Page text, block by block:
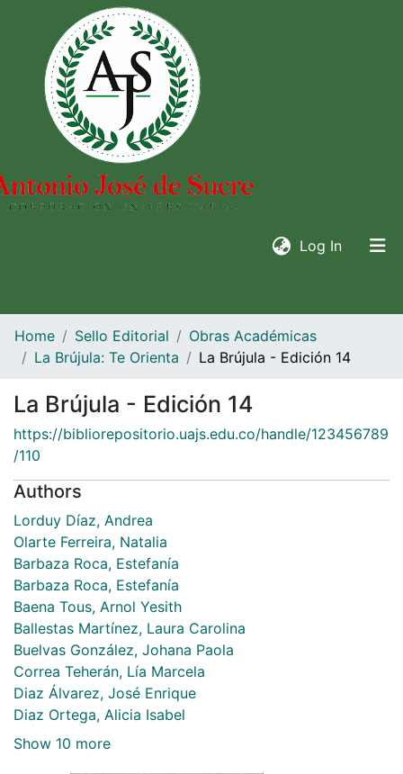
Log In (current)
Communities & collections
Browse DSpace
Statistics
Home Sello Editorial
Obras Académicas
La Brújula: Te Orienta
La Brújula - Edición 14
La Brújula - Edición 14
https://bibliorepositorio.uajs.edu.co/handle/123456789
/110
Authors
Lorduy Díaz, Andrea
Olarte Ferreira, Natalia
Barbaza Roca, Estefanía
Barbaza Roca, Estefanía
Baena Tous, Arnol Yesith
Ballestas Martínez, Laura Carolina
Buelvas González, Johana Paola
Correa Teherán, Lía Marcela
Diaz Álvarez, José Enrique
Diaz Ortega, Alicia Isabel
Show 10 more